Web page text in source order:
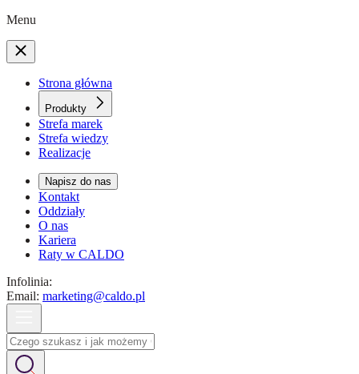
Menu
Strona główna
Produkty
Strefa marek
Strefa wiedzy
Realizacje
Napisz do nas
Kontakt
Oddziały
O nas
Kariera
Raty w CALDO
Infolinia:
Email: marketing@caldo.pl